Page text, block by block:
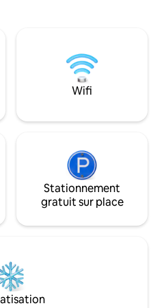
sur le
Les
!
bain complètes.
environ 4 pâtés
l'entrée de la
inclus ou du
charbon de bois,
Wifi
Stationnement
gratuit sur place